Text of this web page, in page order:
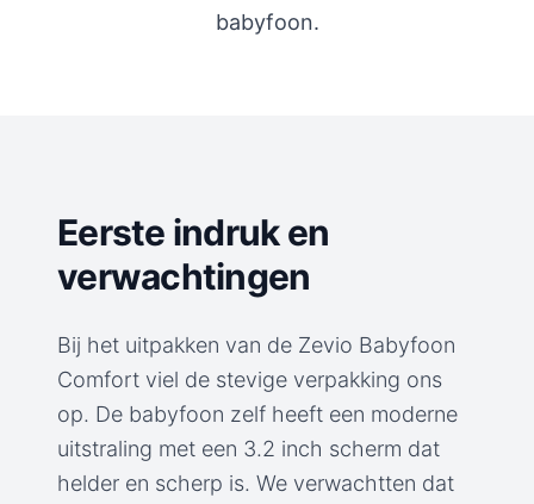
babyfoon.
Eerste indruk en
verwachtingen
Bij het uitpakken van de Zevio Babyfoon
Comfort viel de stevige verpakking ons
op. De babyfoon zelf heeft een moderne
uitstraling met een 3.2 inch scherm dat
helder en scherp is. We verwachtten dat